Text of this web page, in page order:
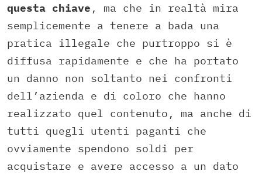
questa chiave , ma che in realtà mira
semplicemente a tenere a bada una
pratica illegale che purtroppo si è
diffusa rapidamente e che ha portato
un danno non soltanto nei confronti
dell’azienda e di coloro che hanno
realizzato quel contenuto, ma anche di
tutti quegli utenti paganti che
ovviamente spendono soldi per
acquistare e avere accesso a un dato